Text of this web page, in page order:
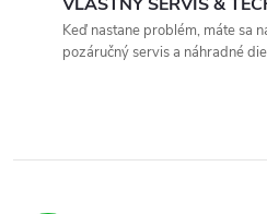
Keď nastane problém, máte sa
pozáručný servis a náhradné